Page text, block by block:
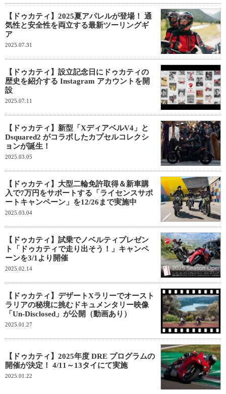
【ドゥカティ】2025夏アパレルが登場！ 通
気性と安全性を両立する最新ツーリングギ
ア
2025.07.31
【ドゥカティ】設立記念日にドゥカティの
歴史を紹介する Instagram アカウントを開
設
2025.07.11
【ドゥカティ】新型「XディアベルV4」と
Dsquared2 がコラボしたカプセルコレクシ
ョンが誕生！
2025.03.05
【ドゥカティ】大型二輪免許取得＆新車購
入で7万円をサポートする「ライセンスサポ
ートキャンペーン」を12/26まで実施中
2025.03.04
【ドゥカティ】試乗でノベルティプレゼン
ト「ドゥカティで走り出そう！」キャンペ
ーンを3/1より開催
2025.02.14
【ドゥカティ】デザートXラリーでオースト
ラリアの秘境に挑むドキュメンタリー映像
「Un-Disclosed」が公開（動画あり）
2025.01.27
【ドゥカティ】2025年度 DRE プログラムの
開催が決定！ 4/11～13タイにて実施
2025.01.22